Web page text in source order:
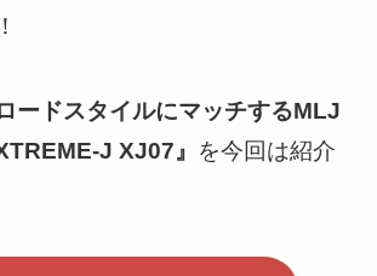
ードスタイルにマッチするMLJ
J XJ07』 を今回は紹介